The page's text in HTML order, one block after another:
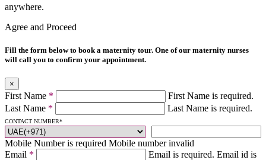
anywhere.
Agree and Proceed
Fill the form below to book a maternity tour. One of our maternity nurses
will call you to confirm your appointment.
×
First Name *
First Name is required.
Last Name * Last Name is required.
CONTACT NUMBER*
Mobile Number is required Mobile number invalid
Email * Email is required. Email id is